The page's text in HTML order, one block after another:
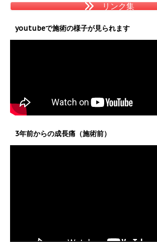
リンク集
youtubeで施術の様子が見られます
3年前からの成長痛（施術前）